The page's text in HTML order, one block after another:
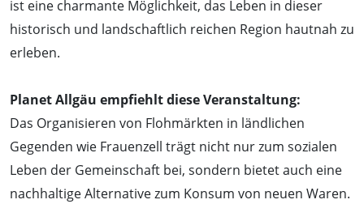
ist eine charmante Möglichkeit, das Leben in dieser
historisch und landschaftlich reichen Region hautnah zu
erleben.
Planet Allgäu empfiehlt diese Veranstaltung:
Das Organisieren von Flohmärkten in ländlichen
Gegenden wie Frauenzell trägt nicht nur zum sozialen
Leben der Gemeinschaft bei, sondern bietet auch eine
nachhaltige Alternative zum Konsum von neuen Waren.